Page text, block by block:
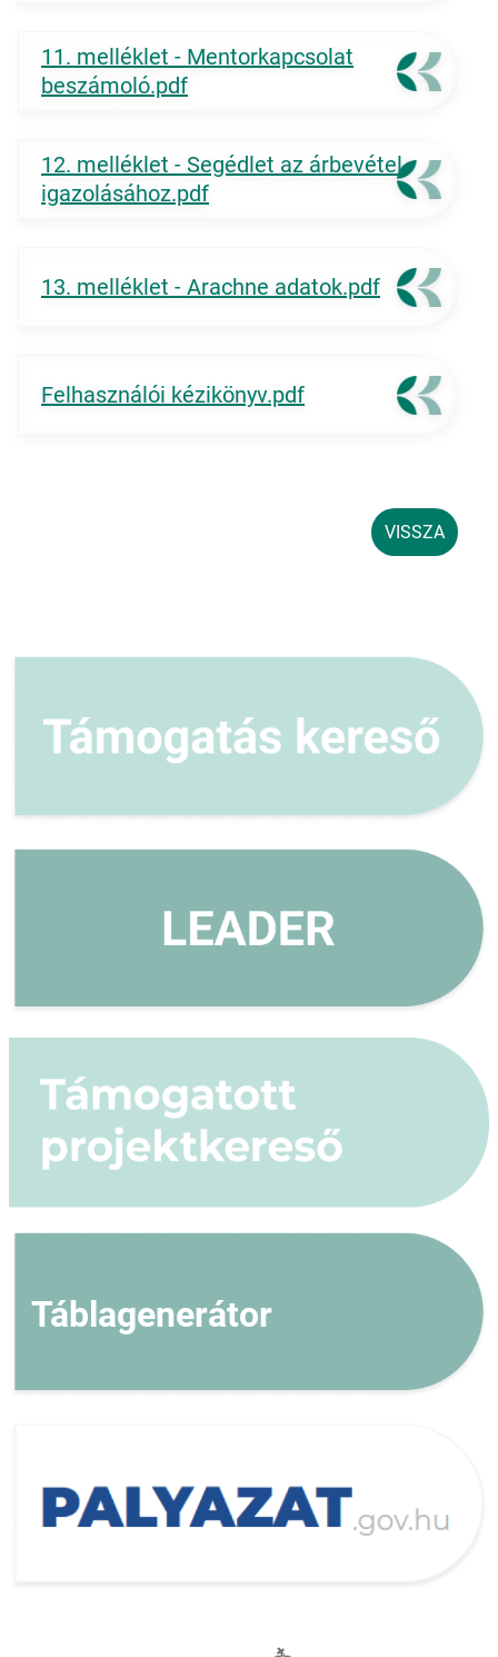
11. melléklet - Mentorkapcsolat
beszámoló.pdf
12. melléklet - Segédlet az árbevétel
igazolásához.pdf
13. melléklet - Arachne adatok.pdf
Felhasználói kézikönyv.pdf
VISSZA
Táblagenerátor